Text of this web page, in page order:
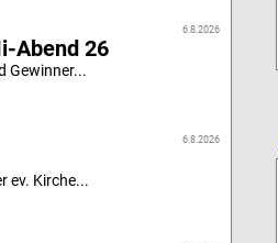
6.8.2026
Abend 26
Gewinner...
6.8.2026
ev. Kirche...